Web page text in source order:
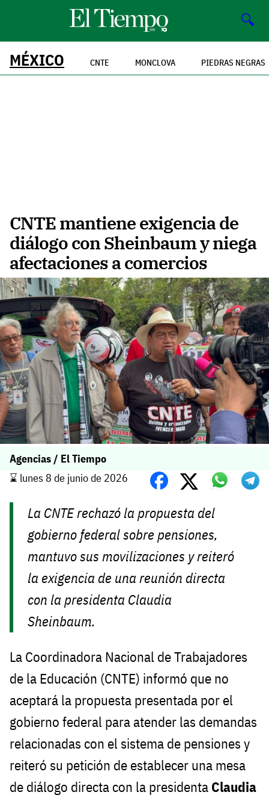
🔍
MÉXICO CNTE MONCLOVA PIEDRAS NEGRAS
CNTE mantiene exigencia de
diálogo con Sheinbaum y niega
afectaciones a comercios
Agencias / El Tiempo
⌛️ lunes 8 de junio de 2026
La CNTE rechazó la propuesta del
gobierno federal sobre pensiones,
mantuvo sus movilizaciones y reiteró
la exigencia de una reunión directa
con la presidenta Claudia
Sheinbaum.
La Coordinadora Nacional de Trabajadores
de la Educación (CNTE) informó que no
aceptará la propuesta presentada por el
gobierno federal para atender las demandas
relacionadas con el sistema de pensiones y
reiteró su petición de establecer una mesa
de diálogo directa con la presidenta Claudia